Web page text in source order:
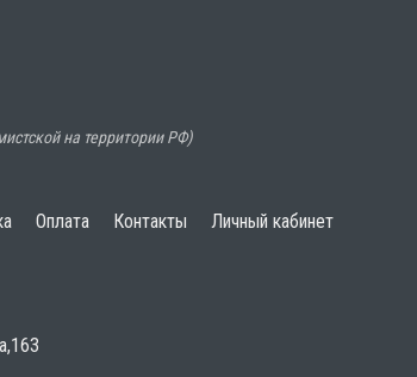
на территории РФ)
Оплата Контакты Личный кабинет